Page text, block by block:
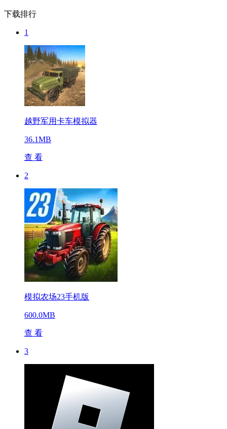
下载排行
1
越野军用卡车模拟器
36.1MB
查 看
2
模拟农场23手机版
600.0MB
查 看
3